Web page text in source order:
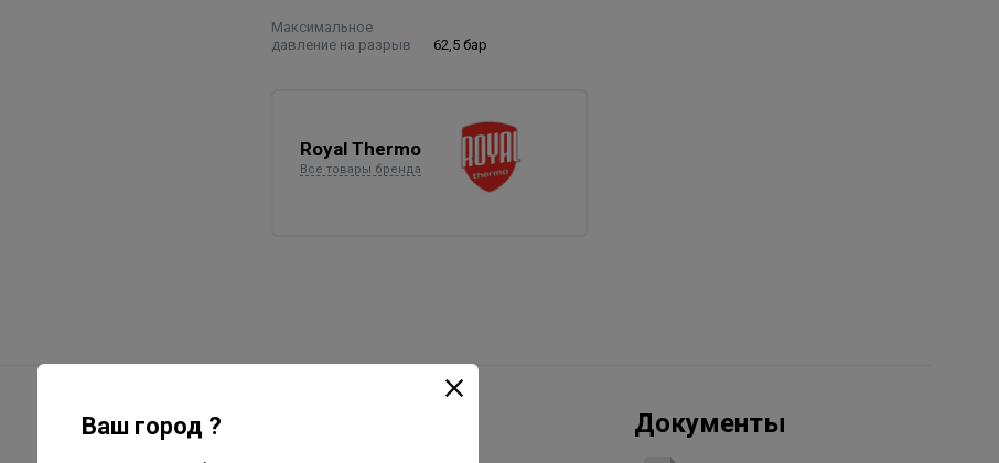
Максимальное
давление на разрыв
62,5 бар
Royal Thermo
Все товары бренда
Документы
Ваш город ?